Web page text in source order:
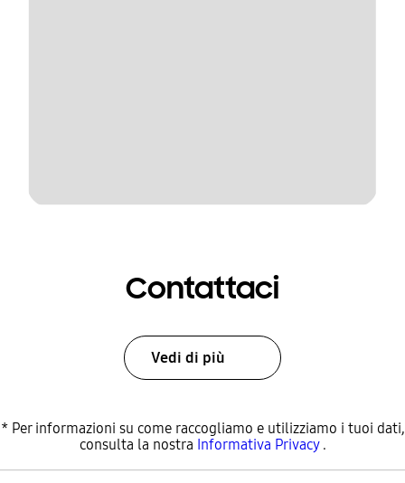
Contattaci
Vedi di più
* Per informazioni su come raccogliamo e utilizziamo i tuoi dati,
consulta la nostra Informativa Privacy.